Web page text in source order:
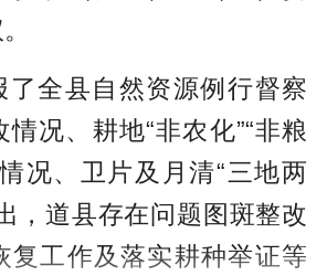
了全县自然资源例行督察
况、耕地“非农化”“非粮
况、卫片及月清“三地两
，道县存在问题图斑整改
复工作及落实耕种举证等